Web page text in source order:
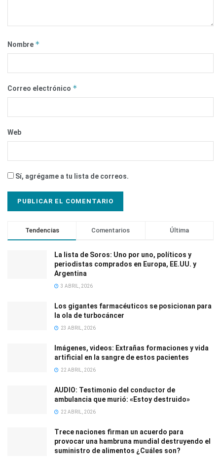
Nombre *
Correo electrónico *
Web
Sí, agrégame a tu lista de correos.
Tendencias Comentarios Última
La lista de Soros: Uno por uno, políticos y
periodistas comprados en Europa, EE.UU. y
Argentina
3 ABRIL, 2026
Los gigantes farmacéuticos se posicionan para
la ola de turbocáncer
23 ABRIL, 2026
Imágenes, videos: Extrañas formaciones y vida
artificial en la sangre de estos pacientes
22 ABRIL, 2026
AUDIO: Testimonio del conductor de
ambulancia que murió: «Estoy destruido»
22 ABRIL, 2026
Trece naciones firman un acuerdo para
provocar una hambruna mundial destruyendo el
suministro de alimentos ¿Cuáles son?